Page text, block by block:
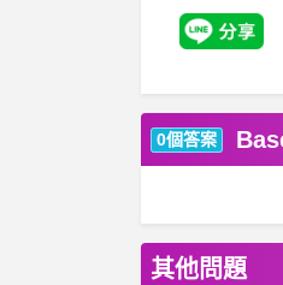
0個答案
其他問題